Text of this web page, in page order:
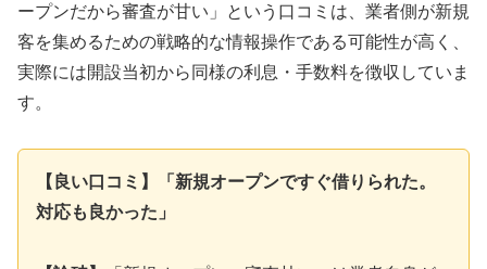
ープンだから審査が甘い」という口コミは、業者側が新規
客を集めるための戦略的な情報操作である可能性が高く、
実際には開設当初から同様の利息・手数料を徴収していま
す。
【良い口コミ】「新規オープンですぐ借りられた。
対応も良かった」